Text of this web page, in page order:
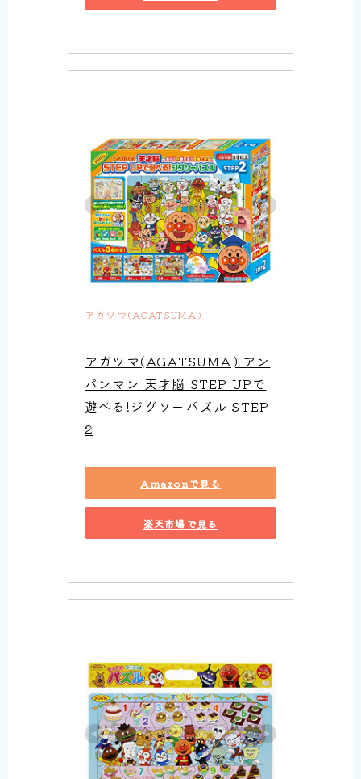
アガツマ(AGATSUMA)
アガツマ(AGATSUMA) アン
パンマン 天才脳 STEP UPで
遊べる!ジグソーパズル STEP
2
Amazonで見る
楽天市場で見る